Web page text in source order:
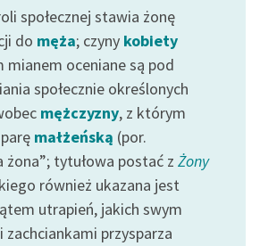
społecznej stawia żonę
do męża; czyny kobiety
mianem oceniane są pod
społecznie określonych
mężczyzny, z którym
małżeńską (por.
żona”; tytułowa postać z Żony
również ukazana jest
utrapień, jakich swym
zachciankami przysparza